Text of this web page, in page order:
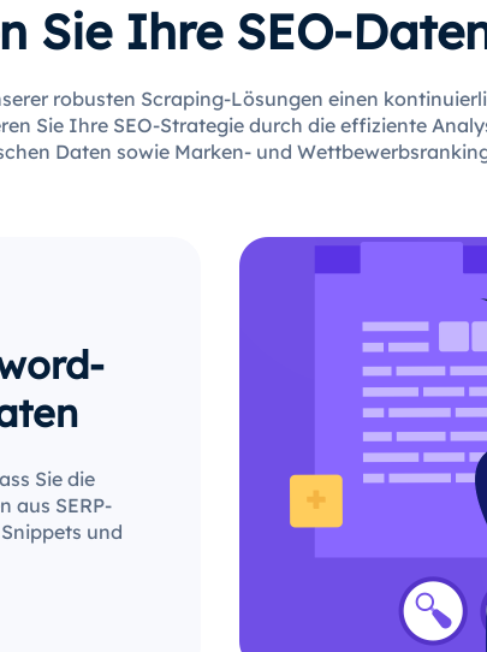
Sie Ihre SEO-
robusten Scraping-Lösungen einen
Sie Ihre SEO-Strategie durch die effiziente
Daten sowie Marken- und
Sie die
aus SERP-
und